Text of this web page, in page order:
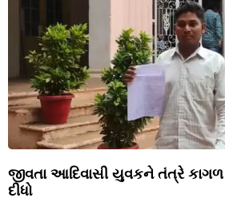
જીવતા આદિવાસી યુવકને તંત્રે
દીધો